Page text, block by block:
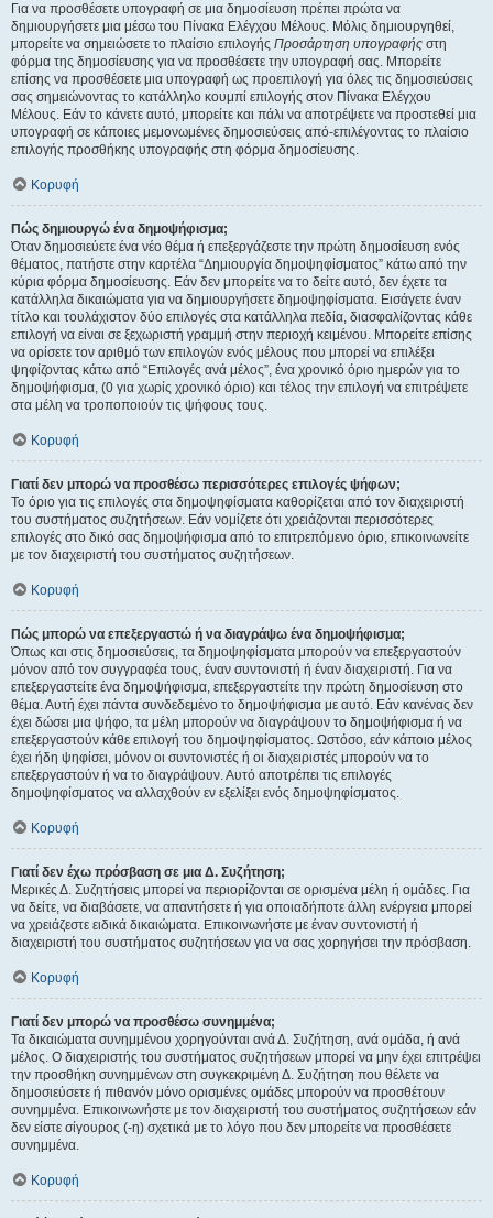
Για να προσθέσετε υπογραφή σε μια δημοσίευση πρέπει πρώτα να
δημιουργήσετε μια μέσω του Πίνακα Ελέγχου Μέλους. Μόλις δημιουργηθεί,
μπορείτε να σημειώσετε το πλαίσιο επιλογής Προσάρτηση υπογραφής στη
φόρμα της δημοσίευσης για να προσθέσετε την υπογραφή σας. Μπορείτε
επίσης να προσθέσετε μια υπογραφή ως προεπιλογή για όλες τις δημοσιεύσεις
σας σημειώνοντας το κατάλληλο κουμπί επιλογής στον Πίνακα Ελέγχου
Μέλους. Εάν το κάνετε αυτό, μπορείτε και πάλι να αποτρέψετε να προστεθεί μια
υπογραφή σε κάποιες μεμονωμένες δημοσιεύσεις από-επιλέγοντας το πλαίσιο
επιλογής προσθήκης υπογραφής στη φόρμα δημοσίευσης.
Κορυφή
Πώς δημιουργώ ένα δημοψήφισμα;
Όταν δημοσιεύετε ένα νέο θέμα ή επεξεργάζεστε την πρώτη δημοσίευση ενός
θέματος, πατήστε στην καρτέλα “Δημιουργία δημοψηφίσματος” κάτω από την
κύρια φόρμα δημοσίευσης. Εάν δεν μπορείτε να το δείτε αυτό, δεν έχετε τα
κατάλληλα δικαιώματα για να δημιουργήσετε δημοψηφίσματα. Εισάγετε έναν
τίτλο και τουλάχιστον δύο επιλογές στα κατάλληλα πεδία, διασφαλίζοντας κάθε
επιλογή να είναι σε ξεχωριστή γραμμή στην περιοχή κειμένου. Μπορείτε επίσης
να ορίσετε τον αριθμό των επιλογών ενός μέλους που μπορεί να επιλέξει
ψηφίζοντας κάτω από “Επιλογές ανά μέλος”, ένα χρονικό όριο ημερών για το
δημοψήφισμα, (0 για χωρίς χρονικό όριο) και τέλος την επιλογή να επιτρέψετε
στα μέλη να τροποποιούν τις ψήφους τους.
Κορυφή
Γιατί δεν μπορώ να προσθέσω περισσότερες επιλογές ψήφων;
Το όριο για τις επιλογές στα δημοψηφίσματα καθορίζεται από τον διαχειριστή
του συστήματος συζητήσεων. Εάν νομίζετε ότι χρειάζονται περισσότερες
επιλογές στο δικό σας δημοψήφισμα από το επιτρεπόμενο όριο, επικοινωνείτε
με τον διαχειριστή του συστήματος συζητήσεων.
Κορυφή
Πώς μπορώ να επεξεργαστώ ή να διαγράψω ένα δημοψήφισμα;
Όπως και στις δημοσιεύσεις, τα δημοψηφίσματα μπορούν να επεξεργαστούν
μόνον από τον συγγραφέα τους, έναν συντονιστή ή έναν διαχειριστή. Για να
επεξεργαστείτε ένα δημοψήφισμα, επεξεργαστείτε την πρώτη δημοσίευση στο
θέμα. Αυτή έχει πάντα συνδεδεμένο το δημοψήφισμα με αυτό. Εάν κανένας δεν
έχει δώσει μια ψήφο, τα μέλη μπορούν να διαγράψουν το δημοψήφισμα ή να
επεξεργαστούν κάθε επιλογή του δημοψηφίσματος. Ωστόσο, εάν κάποιο μέλος
έχει ήδη ψηφίσει, μόνον οι συντονιστές ή οι διαχειριστές μπορούν να το
επεξεργαστούν ή να το διαγράψουν. Αυτό αποτρέπει τις επιλογές
δημοψηφίσματος να αλλαχθούν εν εξελίξει ενός δημοψηφίσματος.
Κορυφή
Γιατί δεν έχω πρόσβαση σε μια Δ. Συζήτηση;
Μερικές Δ. Συζητήσεις μπορεί να περιορίζονται σε ορισμένα μέλη ή ομάδες. Για
να δείτε, να διαβάσετε, να απαντήσετε ή για οποιαδήποτε άλλη ενέργεια μπορεί
να χρειάζεστε ειδικά δικαιώματα. Επικοινωνήστε με έναν συντονιστή ή
διαχειριστή του συστήματος συζητήσεων για να σας χορηγήσει την πρόσβαση.
Κορυφή
Γιατί δεν μπορώ να προσθέσω συνημμένα;
Τα δικαιώματα συνημμένου χορηγούνται ανά Δ. Συζήτηση, ανά ομάδα, ή ανά
μέλος. Ο διαχειριστής του συστήματος συζητήσεων μπορεί να μην έχει επιτρέψει
την προσθήκη συνημμένων στη συγκεκριμένη Δ. Συζήτηση που θέλετε να
δημοσιεύσετε ή πιθανόν μόνο ορισμένες ομάδες μπορούν να προσθέτουν
συνημμένα. Επικοινωνήστε με τον διαχειριστή του συστήματος συζητήσεων εάν
δεν είστε σίγουρος (-η) σχετικά με το λόγο που δεν μπορείτε να προσθέσετε
συνημμένα.
Κορυφή